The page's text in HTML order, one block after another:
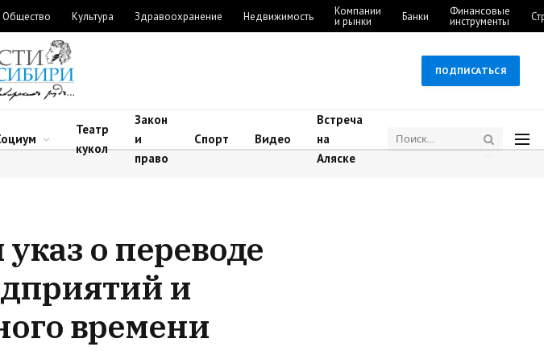
Общество Культура Здравоохранение Недвижимость Компании
и рынки Банки Финансовые
инструменты
ПОДПИСАТЬСЯ
Театр
кукол
Закон
и
право
Спорт Видео
Встреча
на
Аляске
о переводе
и
времени